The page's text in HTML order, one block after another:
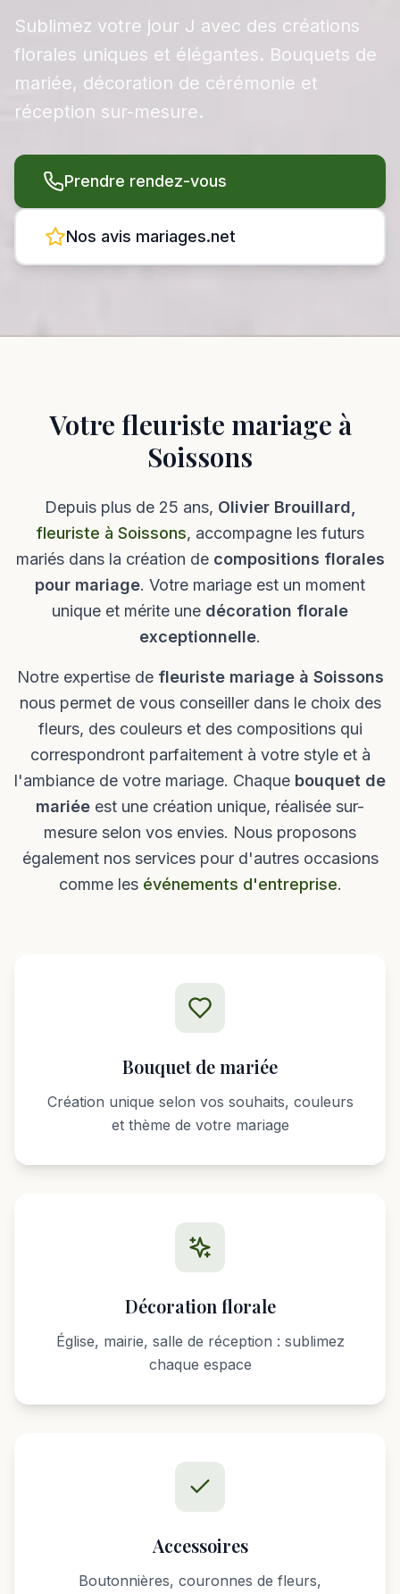
Sublimez votre jour J avec des créations
florales uniques et élégantes. Bouquets de
mariée, décoration de cérémonie et
réception sur-mesure.
Prendre rendez-vous
Nos avis mariages.net
Votre fleuriste mariage à
Soissons
Depuis plus de 25 ans, Olivier Brouillard,
fleuriste à Soissons, accompagne les futurs
mariés dans la création de compositions florales
pour mariage. Votre mariage est un moment
unique et mérite une décoration florale
exceptionnelle.
Notre expertise de fleuriste mariage à Soissons
nous permet de vous conseiller dans le choix des
fleurs, des couleurs et des compositions qui
correspondront parfaitement à votre style et à
l'ambiance de votre mariage. Chaque bouquet de
mariée est une création unique, réalisée sur-
mesure selon vos envies. Nous proposons
également nos services pour d'autres occasions
comme les événements d'entreprise.
Bouquet de mariée
Création unique selon vos souhaits, couleurs
et thème de votre mariage
Décoration florale
Église, mairie, salle de réception : sublimez
chaque espace
Accessoires
Boutonnières, couronnes de fleurs,